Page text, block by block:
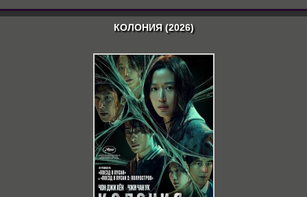
КОЛОНИЯ (2026)